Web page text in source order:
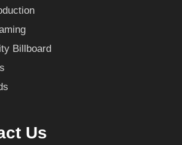
Billboard
Us